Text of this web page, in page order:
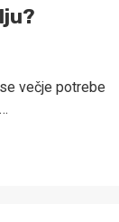
večje potrebe